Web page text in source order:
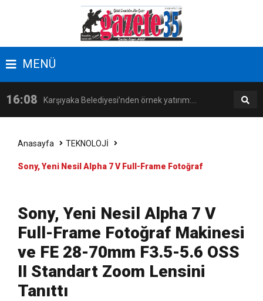
MENÜ
Latife Tekin Manisalı Sanatseverlerle Buluştu
16:38 Kemeraltı’nın kent kimliğindeki rolü Kültürel
Miras Söyleşileri’nde ele alındı
16:08 Karşıyaka Belediyesi’nden örnek yatırım:
17:09 Latife Tekin Manisalı Sanatseverlerle Buluştu
16:38 Kemeraltı’nın kent kimliğindeki rolü Kültürel
Miras Söyleşileri’nde ele alındı
Anasayfa TEKNOLOJİ
Sony, Yeni Nesil Alpha 7 V Full-Frame Fotoğraf
Zoom Lensini Tanıttı
Sony, Yeni Nesil Alpha 7 V
Full-Frame Fotoğraf Makinesi
ve FE 28-70mm F3.5-5.6 OSS
II Standart Zoom Lensini
Tanıttı